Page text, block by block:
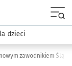
Sport i rekreacja
dzieci
zawodnikiem